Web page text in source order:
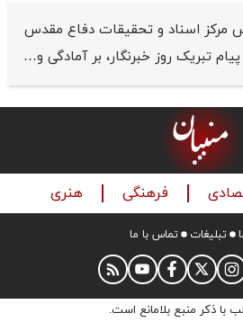
مرکز اسناد و تحقیقات دفاع مقدس
تبریک روز خبرنگار، بر آمادگی و…
فرهنگی هنری
تبلیغات تماس با ما
با ذکر منبع بلامانع است.